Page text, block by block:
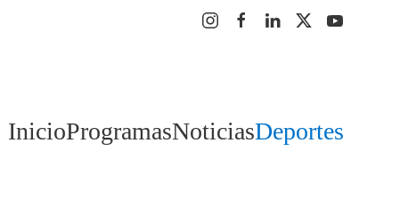
InicioProgramasNoticiasDeportes